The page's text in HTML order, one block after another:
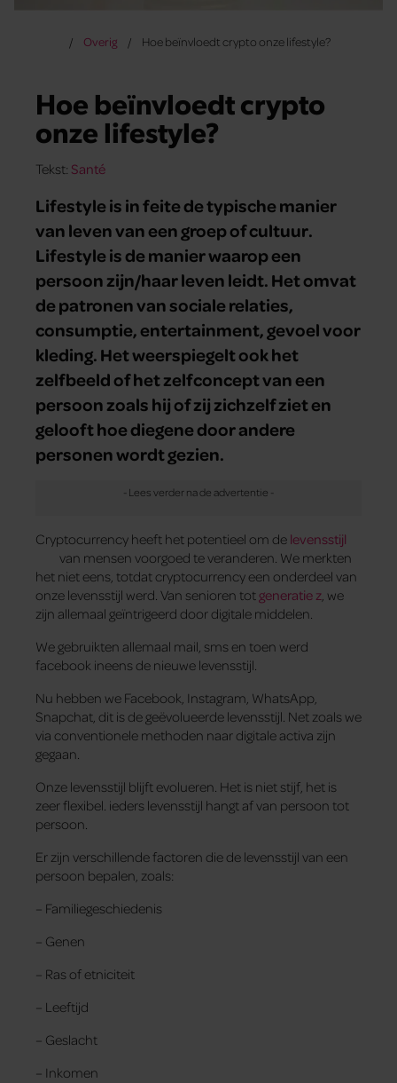
Overig Hoe beïnvloedt crypto onze lifestyle?
Hoe beïnvloedt crypto
onze lifestyle?
Tekst: Santé
Lifestyle is in feite de typische manier
van leven van een groep of cultuur.
Lifestyle is de manier waarop een
persoon zijn/haar leven leidt. Het omvat
de patronen van sociale relaties,
consumptie, entertainment, gevoel voor
kleding. Het weerspiegelt ook het
zelfbeeld of het zelfconcept van een
persoon zoals hij of zij zichzelf ziet en
gelooft hoe diegene door andere
personen wordt gezien.
Cryptocurrency heeft het potentieel om de levensstijl
van mensen voorgoed te veranderen. We merkten
het niet eens, totdat cryptocurrency een onderdeel van
onze levensstijl werd. Van senioren totgeneratie z, we
zijn allemaal geïntrigeerd door digitale middelen.
We gebruikten allemaal mail, sms en toen werd
facebook ineens de nieuwe levensstijl.
Nu hebben we Facebook, Instagram, WhatsApp,
Snapchat, dit is de geëvolueerde levensstijl. Net zoals we
via conventionele methoden naar digitale activa zijn
gegaan.
Onze levensstijl blijft evolueren. Het is niet stijf, het is
zeer flexibel. ieders levensstijl hangt af van persoon tot
persoon.
Er zijn verschillende factoren die de levensstijl van een
persoon bepalen, zoals:
– Familiegeschiedenis
– Genen
– Ras of etniciteit
– Leeftijd
– Geslacht
– Inkomen